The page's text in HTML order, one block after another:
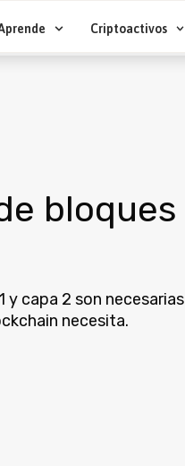
Criptoactivos
bloques
y capa 2 son necesarias
necesita.